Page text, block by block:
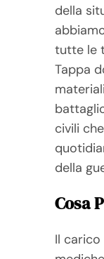
della
tutte le
Tappa
civili
della
Cosa
Il